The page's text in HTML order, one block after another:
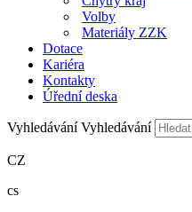
Volby
Materiály ZZK
Dotace
Kariéra
Kontakty
Úřední deska
Vyhledávání Vyhledávání
CZ
cs